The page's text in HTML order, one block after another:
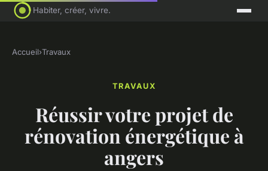
Habiter, créer, vivre.
Accueil›Travaux
TRAVAUX
Réussir votre projet de
rénovation énergétique à
angers